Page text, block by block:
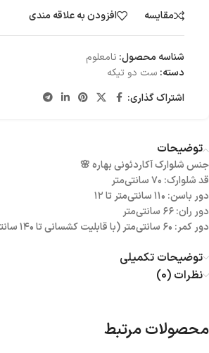
مقایسه افزودن به علاقه مندی
شناسه محصول: نامعلوم
دسته: ست دو تیکه
اشتراک گذاری:
توضیحات
جنس شلوارک آکاردئونی بهاره 🌸
قد شلوارک: ۷۰ سانتی‌متر
دور باسن: ۱۱۰ سانتی‌متر تا ۱۲
دور ران: ۶۶ سانتی‌متر
دور کمر: ۶۰ سانتی‌متر (با قابلیت کشسانی تا ۱۴۰ سانتی‌متر)
توضیحات تکمیلی
نظرات (0)
محصولات مرتبط